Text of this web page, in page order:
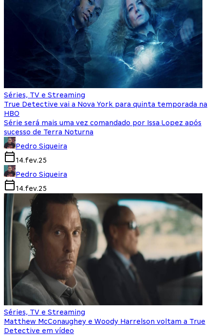
Séries, TV e Streaming
True Detective vai a Nova York para quinta temporada na
HBO
Série será mais uma vez comandado por Issa Lopez após
sucesso de Terra Noturna
Pedro Siqueira
14.fev.25
Pedro Siqueira
14.fev.25
Séries, TV e Streaming
Matthew McConaughey e Woody Harrelson voltam a True
Detective em vídeo